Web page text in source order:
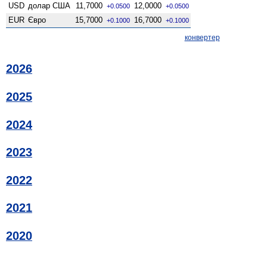
USD долар США 11,7000 +0.0500 12,0000 +0.0500
EUR Євро 15,7000 +0.1000 16,7000 +0.1000
конвертер
2026
2025
2024
2023
2022
2021
2020